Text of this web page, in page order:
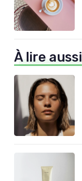
À lire aussi